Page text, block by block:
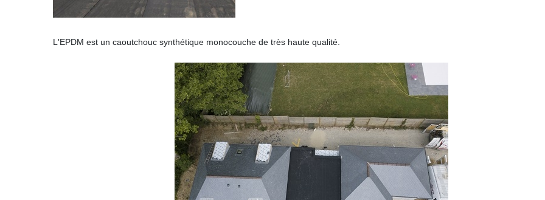
L'EPDM est un caoutchouc synthétique monocouche de très haute qualité.